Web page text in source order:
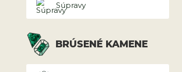
Súpravy
BRÚSENÉ KAMENE